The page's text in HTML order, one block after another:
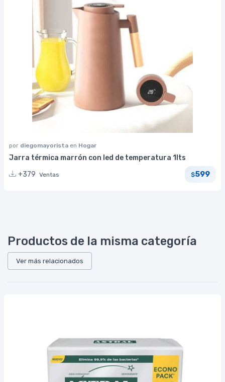
por diegomayorista en Hogar
Jarra térmica marrón con led de temperatura 1lts
+379 Ventas $599
Productos de la misma categoría
Ver más relacionados